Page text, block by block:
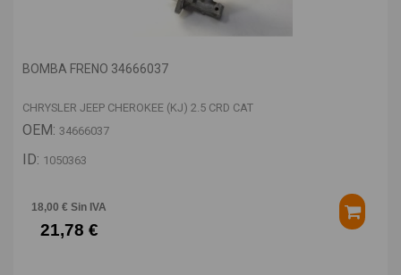
BOMBA FRENO 34666037
CHRYSLER JEEP CHEROKEE (KJ) 2.5 CRD CAT
OEM: 34666037
ID: 1050363
18,00 € Sin IVA
21,78 €